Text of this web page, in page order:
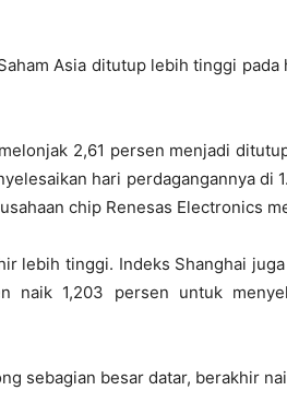
Asia ditutup lebih tinggi
2,61 persen menjadi
hari perdagangannya di
chip Renesas Electronics
lebih tinggi. Indeks Shanghai
naik 1,203 persen untuk
sebagian besar datar, berakhir